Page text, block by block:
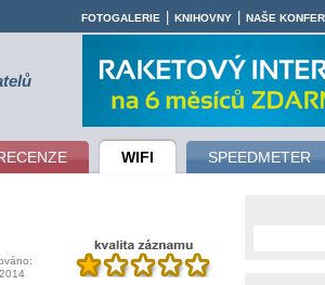
WIFI SPEEDMETER
FOTOGALERIE KNIHOVNY NAŠE